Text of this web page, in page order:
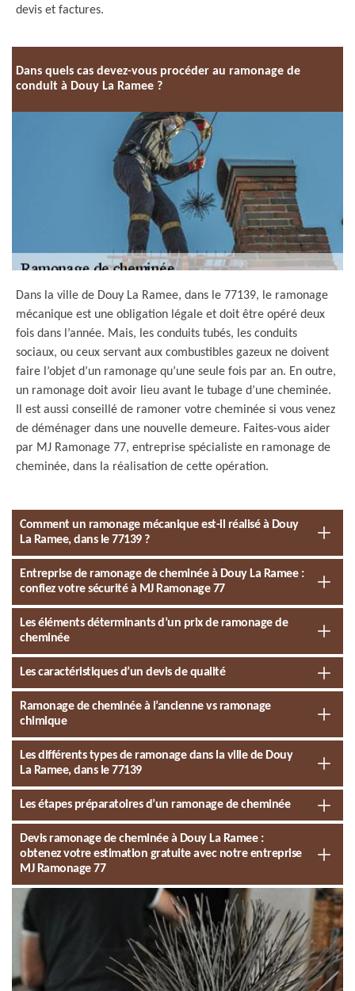
devis et factures.
Dans quels cas devez-vous procéder au ramonage de
conduit à Douy La Ramee ?
Dans la ville de Douy La Ramee, dans le 77139, le ramonage
mécanique est une obligation légale et doit être opéré deux
fois dans l’année. Mais, les conduits tubés, les conduits
sociaux, ou ceux servant aux combustibles gazeux ne doivent
faire l’objet d’un ramonage qu’une seule fois par an. En outre,
un ramonage doit avoir lieu avant le tubage d’une cheminée.
Il est aussi conseillé de ramoner votre cheminée si vous venez
de déménager dans une nouvelle demeure. Faites-vous aider
par MJ Ramonage 77, entreprise spécialiste en ramonage de
cheminée, dans la réalisation de cette opération.
Comment un ramonage mécanique est-il réalisé à Douy
La Ramee, dans le 77139 ?
Entreprise de ramonage de cheminée à Douy La Ramee :
confiez votre sécurité à MJ Ramonage 77
Les éléments déterminants d’un prix de ramonage de
cheminée
Les caractéristiques d’un devis de qualité
Ramonage de cheminée à l’ancienne vs ramonage
chimique
Les différents types de ramonage dans la ville de Douy
La Ramee, dans le 77139
Les étapes préparatoires d’un ramonage de cheminée
Devis ramonage de cheminée à Douy La Ramee :
obtenez votre estimation gratuite avec notre entreprise
MJ Ramonage 77